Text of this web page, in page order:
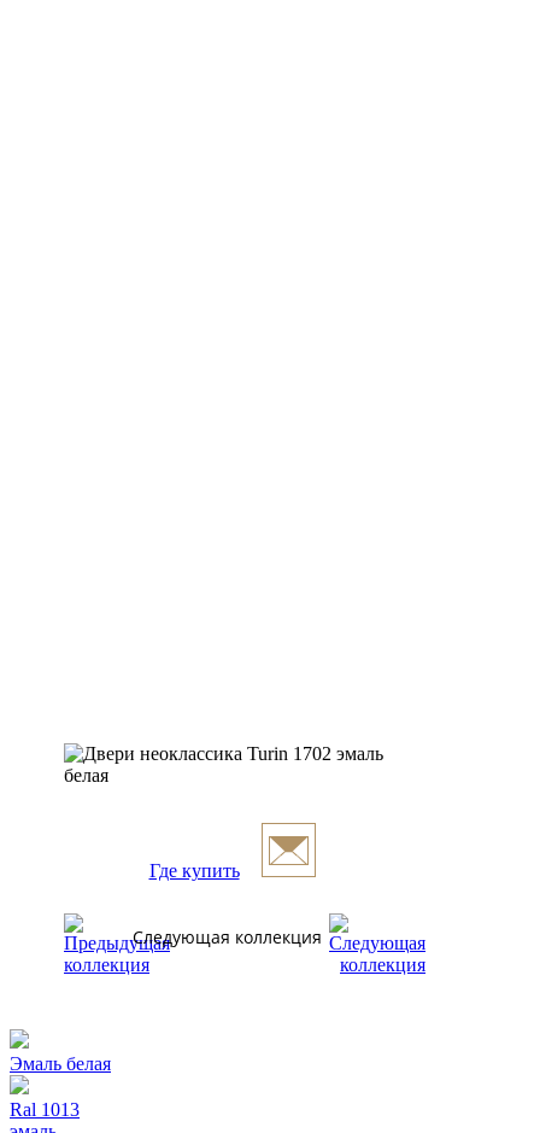
Где купить
Следующая коллекция
Эмаль белая
Ral 1013